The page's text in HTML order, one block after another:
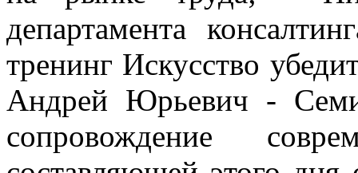
департамента
тренинг Искусство
Андрей Юрьевич -
сопровождение